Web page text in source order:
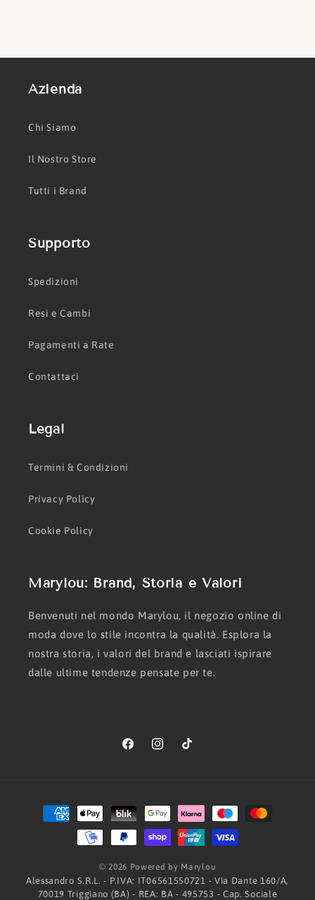
Azienda
Chi Siamo
Il Nostro Store
Tutti i Brand
Supporto
Spedizioni
Resi e Cambi
Pagamenti a Rate
Contattaci
Legal
Termini & Condizioni
Privacy Policy
Cookie Policy
Marylou: Brand, Storia e Valori
Benvenuti nel mondo Marylou, il negozio online di
moda dove lo stile incontra la qualità. Esplora la
nostra storia, i valori del brand e lasciati ispirare
dalle ultime tendenze pensate per te.
FacebookInstagramTikTok
Metodi
di
pagamento
© 2026 Powered by Marylou
Alessandro S.R.L. - P.IVA: IT06561550721 - Via Dante 160/A,
70019 Triggiano (BA) - REA: BA - 495753 - Cap. Sociale